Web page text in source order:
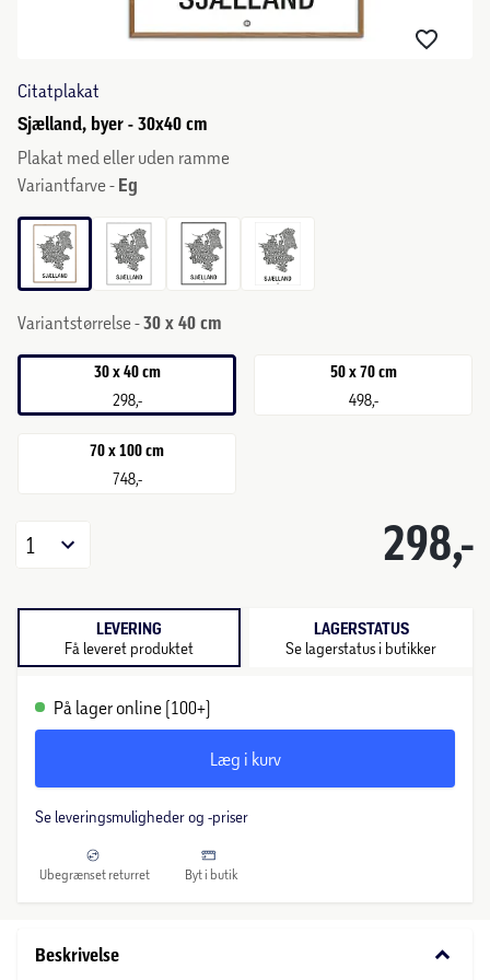
Citatplakat
Sjælland, byer - 30x40 cm
Plakat med eller uden ramme
Variantfarve - Eg
Variantstørrelse -30 x 40 cm
30 x 40 cm
298,-
50 x 70 cm
498,-
70 x 100 cm
748,-
298,-
1
LEVERING
Få leveret produktet
LAGERSTATUS
Se lagerstatus i butikker
På lager online (100+)
Læg i kurv
Se leveringsmuligheder og -priser
Ubegrænset returret Byt i butik
Beskrivelse keyboard_arrow_down